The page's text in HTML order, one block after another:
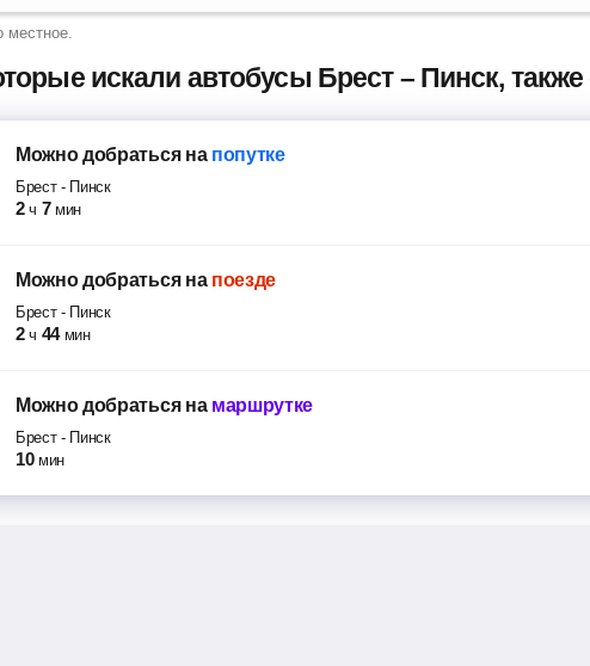
местное.
искали автобусы Брест – Пинск,
Можно добратьсяна попутке
Брест- Пинск
2 ч 7 мин
Можно добратьсяна поезде
Брест- Пинск
2 ч 44 мин
Можно добратьсяна маршрутке
Брест- Пинск
10 мин